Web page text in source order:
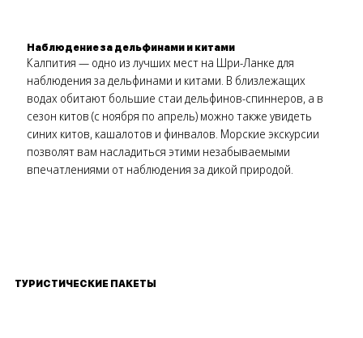
Наблюдение за дельфинами и китами
Калпития — одно из лучших мест на Шри-Ланке для
наблюдения за дельфинами и китами. В близлежащих
водах обитают большие стаи дельфинов-спиннеров, а в
сезон китов (с ноября по апрель) можно также увидеть
синих китов, кашалотов и финвалов. Морские экскурсии
позволят вам насладиться этими незабываемыми
впечатлениями от наблюдения за дикой природой.
ТУРИСТИЧЕСКИЕ ПАКЕТЫ